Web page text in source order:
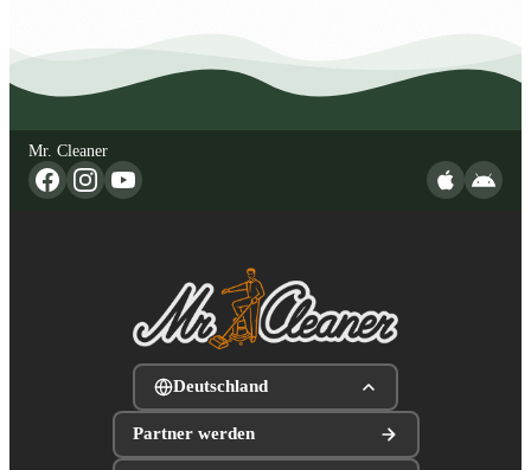
Mr. Cleaner
Deutschland
Partner werden